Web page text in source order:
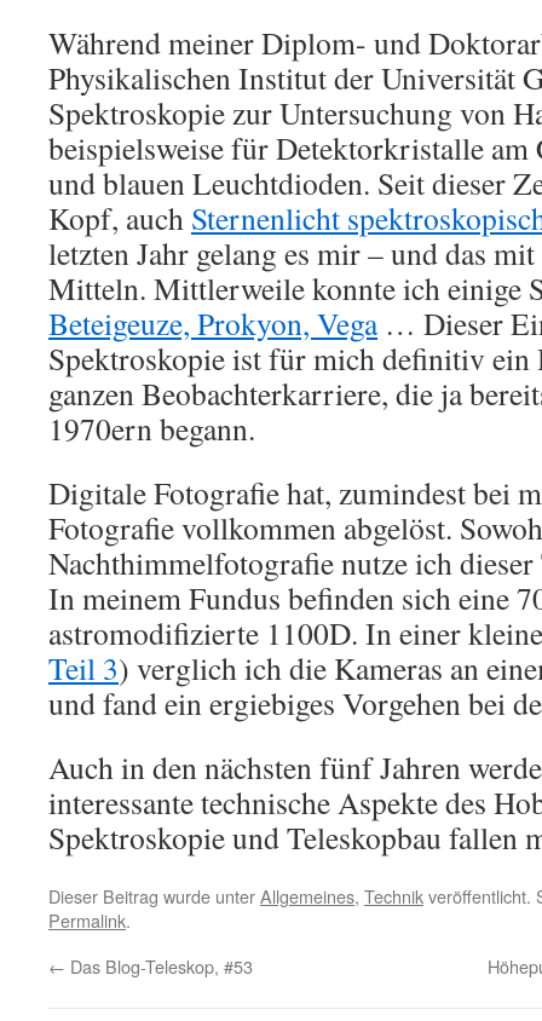
Während meiner Diplom- und
Physikalischen Institut der Universität
Spektroskopie zur Untersuchung von
beispielsweise für Detektorkristalle am
und blauen Leuchtdioden. Seit dieser
Kopf, auch Sternenlicht
letzten Jahr gelang es mir – und das
Mitteln. Mittlerweile konnte ich einige
Beteigeuze, Prokyon, Vega… Dieser
Spektroskopie ist für mich definitiv ein
ganzen Beobachterkarriere, die ja
1970ern begann.
Digitale Fotografie hat, zumindest bei
Fotografie vollkommen abgelöst.
Nachthimmelfotografie nutze ich
In meinem Fundus befinden sich eine
astromodifizierte 1100D. In einer
Teil 3) verglich ich die Kameras an
und fand ein ergiebiges Vorgehen bei
Auch in den nächsten fünf Jahren
interessante technische Aspekte des
Spektroskopie und Teleskopbau fallen
Dieser Beitrag wurde unterAllgemeines, Technikveröffentlicht.
Permalink.
← Das Blog-Teleskop, #53